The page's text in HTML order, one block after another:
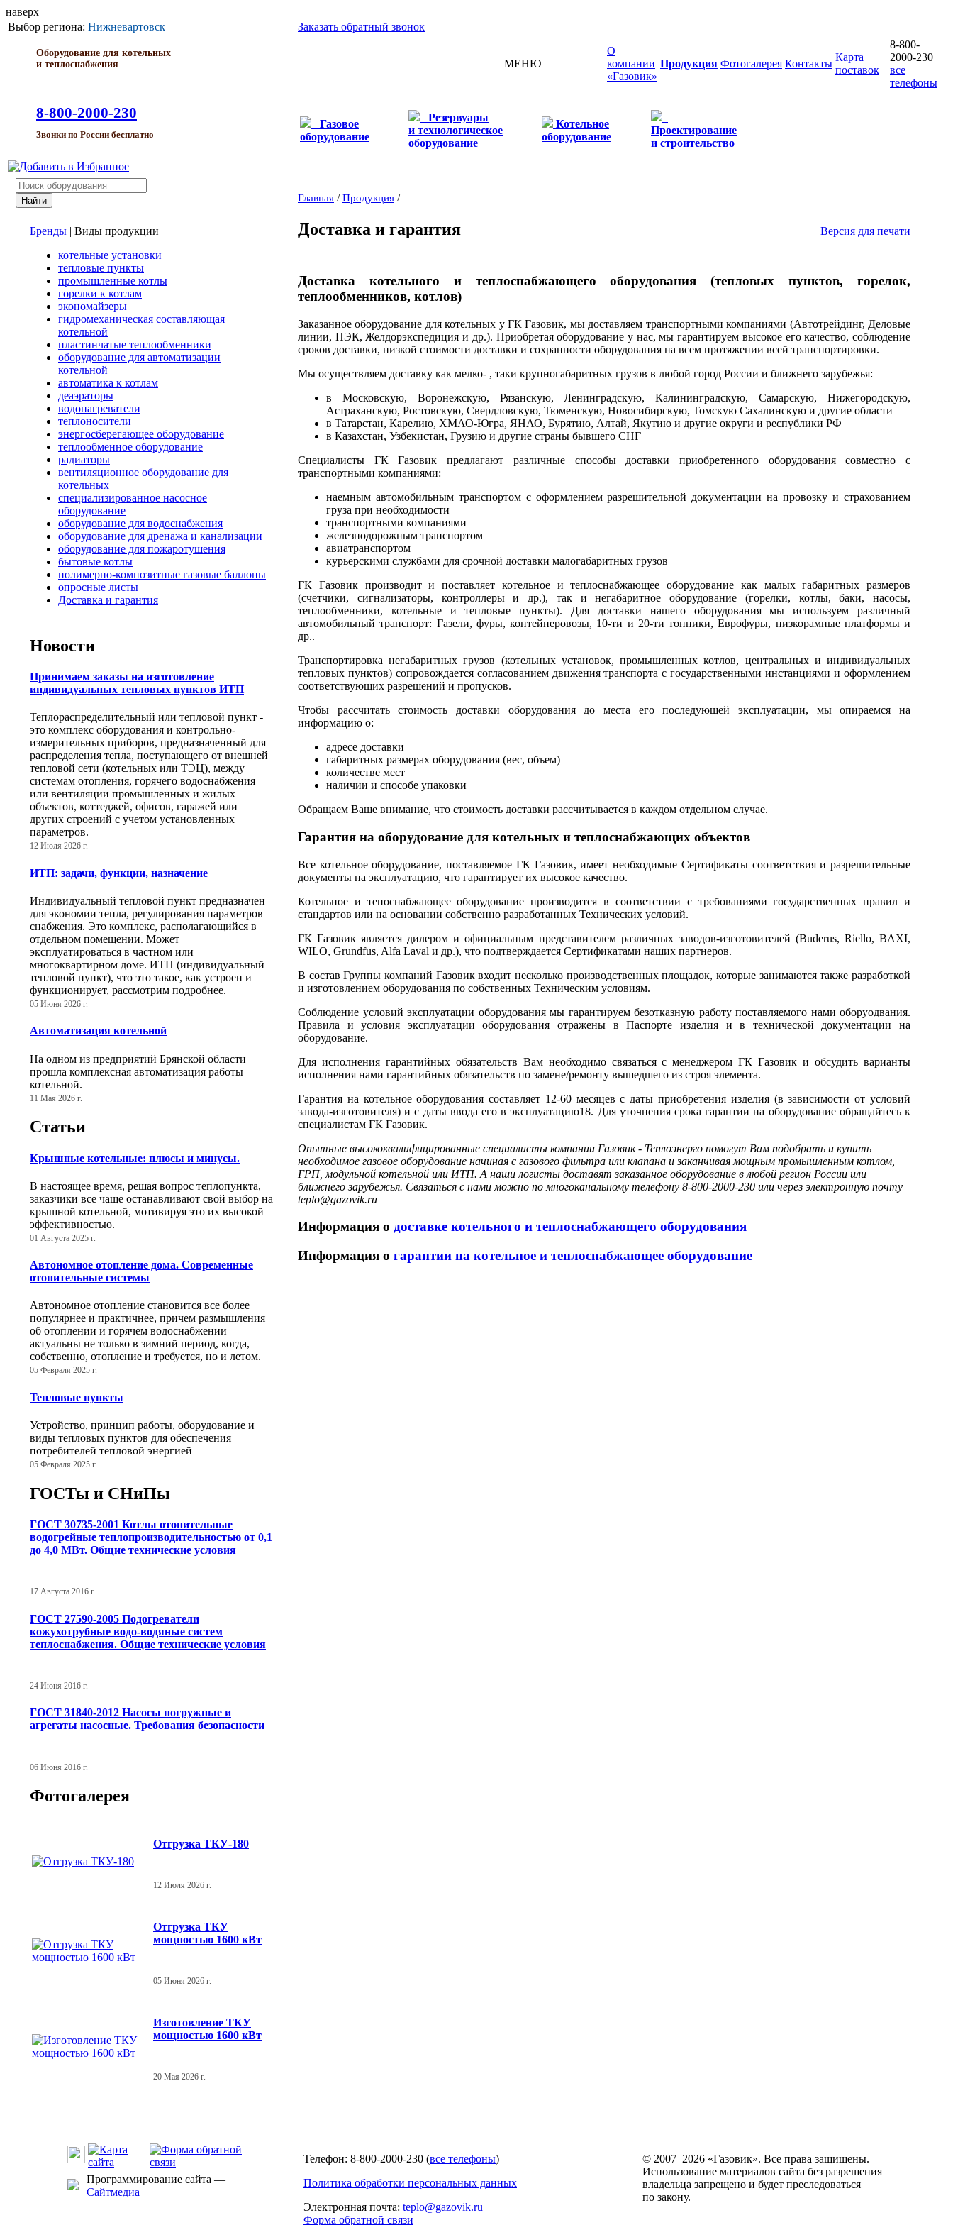
наверх
Выбор региона: Нижневартовск
Оборудование для котельных
и теплоснабжения
8-800-2000-230
Звонки по России бесплатно
Заказать обратный звонок
МЕНЮ
О
компании
«Газовик»
Продукция Фотогалерея Контакты
Карта
поставок
8-800-
2000-230
все
телефоны
Газовое
оборудование
Резервуары
и технологическое
оборудование
Котельное
оборудование
Проектирование
и строительство
Бренды | Виды продукции
котельные установки
тепловые пункты
промышленные котлы
горелки к котлам
экономайзеры
гидромеханическая составляющая
котельной
пластинчатые теплообменники
оборудование для автоматизации
котельной
автоматика к котлам
деаэраторы
водонагреватели
теплоносители
энергосберегающее оборудование
теплообменное оборудование
радиаторы
вентиляционное оборудование для
котельных
специализированное насосное
оборудование
оборудование для водоснабжения
оборудование для дренажа и канализации
оборудование для пожаротушения
бытовые котлы
полимерно-композитные газовые баллоны
опросные листы
Доставка и гарантия
Новости
Принимаем заказы на изготовление
индивидуальных тепловых пунктов ИТП
Теплораспределительный или тепловой пункт -
это комплекс оборудования и контрольно-
измерительных приборов, предназначенный для
распределения тепла, поступающего от внешней
тепловой сети (котельных или ТЭЦ), между
системам отопления, горячего водоснабжения
или вентиляции промышленных и жилых
объектов, коттеджей, офисов, гаражей или
других строений с учетом установленных
параметров.
12 Июля 2026 г.
ИТП: задачи, функции, назначение
Индивидуальный тепловой пункт предназначен
для экономии тепла, регулирования параметров
снабжения. Это комплекс, располагающийся в
отдельном помещении. Может
эксплуатироваться в частном или
многоквартирном доме. ИТП (индивидуальный
тепловой пункт), что это такое, как устроен и
функционирует, рассмотрим подробнее.
05 Июня 2026 г.
Автоматизация котельной
На одном из предприятий Брянской области
прошла комплексная автоматизация работы
котельной.
11 Мая 2026 г.
Статьи
Крышные котельные: плюсы и минусы.
В настоящее время, решая вопрос теплопункта,
заказчики все чаще останавливают свой выбор на
крышной котельной, мотивируя это их высокой
эффективностью.
01 Августа 2025 г.
Автономное отопление дома. Современные
отопительные системы
Автономное отопление становится все более
популярнее и практичнее, причем размышления
об отоплении и горячем водоснабжении
актуальны не только в зимний период, когда,
собственно, отопление и требуется, но и летом.
05 Февраля 2025 г.
Тепловые пункты
Устройство, принцип работы, оборудование и
виды тепловых пунктов для обеспечения
потребителей тепловой энергией
05 Февраля 2025 г.
ГОСТы и СНиПы
ГОСТ 30735-2001 Котлы отопительные
водогрейные теплопроизводительностью от 0,1
до 4,0 МВт. Общие технические условия
17 Августа 2016 г.
ГОСТ 27590-2005 Подогреватели
кожухотрубные водо-водяные систем
теплоснабжения. Общие технические условия
24 Июня 2016 г.
ГОСТ 31840-2012 Насосы погружные и
агрегаты насосные. Требования безопасности
06 Июня 2016 г.
Фотогалерея
Отгрузка ТКУ-180
12 Июля 2026 г.
Отгрузка ТКУ
мощностью 1600 кВт
05 Июня 2026 г.
Изготовление ТКУ
мощностью 1600 кВт
20 Мая 2026 г.
Главная / Продукция /
Версия для печати
Доставка и гарантия
Доставка котельного и теплоснабжающего оборудования (тепловых пунктов, горелок,
теплообменников, котлов)
Заказанное оборудование для котельных у ГК Газовик, мы доставляем транспортными компаниями (Автотрейдинг, Деловые
линии, ПЭК, Желдорэкспедиция и др.). Приобретая оборудование у нас, мы гарантируем высокое его качество, соблюдение
сроков доставки, низкой стоимости доставки и сохранности оборудования на всем протяжении всей транспортировки.
Мы осуществляем доставку как мелко- , таки крупногабаритных грузов в любой город России и ближнего зарубежья:
в Московскую, Воронежскую, Рязанскую, Ленинградскую, Калининградскую, Самарскую, Нижегородскую,
Астраханскую, Ростовскую, Свердловскую, Тюменскую, Новосибирскую, Томскую Сахалинскую и другие области
в Татарстан, Карелию, ХМАО-Югра, ЯНАО, Бурятию, Алтай, Якутию и другие округи и республики РФ
в Казахстан, Узбекистан, Грузию и другие страны бывшего СНГ
Специалисты ГК Газовик предлагают различные способы доставки приобретенного оборудования совместно с
транспортными компаниями:
наемным автомобильным транспортом с оформлением разрешительной документации на провозку и страхованием
груза при необходимости
транспортными компаниями
железнодорожным транспортом
авиатранспортом
курьерскими службами для срочной доставки малогабаритных грузов
ГК Газовик производит и поставляет котельное и теплоснабжающее оборудование как малых габаритных размеров
(счетчики, сигнализаторы, контроллеры и др.), так и негабаритное оборудование (горелки, котлы, баки, насосы,
теплообменники, котельные и тепловые пункты). Для доставки нашего оборудования мы используем различный
автомобильный транспорт: Газели, фуры, контейнеровозы, 10-ти и 20-ти тонники, Еврофуры, низкорамные платформы и
др..
Транспортировка негабаритных грузов (котельных установок, промышленных котлов, центральных и индивидуальных
тепловых пунктов) сопровождается согласованием движения транспорта с государственными инстанциями и оформлением
соответствующих разрешений и пропусков.
Чтобы рассчитать стоимость доставки оборудования до места его последующей эксплуатации, мы опираемся на
информацию о:
адресе доставки
габаритных размерах оборудования (вес, объем)
количестве мест
наличии и способе упаковки
Обращаем Ваше внимание, что стоимость доставки рассчитывается в каждом отдельном случае.
Гарантия на оборудование для котельных и теплоснабжающих объектов
Все котельное оборудование, поставляемое ГК Газовик, имеет необходимые Сертификаты соответствия и разрешительные
документы на эксплуатацию, что гарантирует их высокое качество.
Котельное и тепоснабжающее оборудование производится в соответствии с требованиями государственных правил и
стандартов или на основании собственно разработанных Технических условий.
ГК Газовик является дилером и официальным представителем различных заводов-изготовителей (Buderus, Riello, BAXI,
WILO, Grundfus, Alfa Laval и др.), что подтверждается Сертификатами наших партнеров.
В состав Группы компаний Газовик входит несколько производственных площадок, которые занимаются также разработкой
и изготовлением оборудования по собственных Техническим условиям.
Соблюдение условий эксплуатации оборудования мы гарантируем безотказную работу поставляемого нами оборуодвания.
Правила и условия эксплуатации оборудования отражены в Паспорте изделия и в технической документации на
оборудование.
Для исполнения гарантийных обязательств Вам необходимо связаться с менеджером ГК Газовик и обсудить варианты
исполнения нами гарантийных обязательств по замене/ремонту вышедшего из строя элемента.
Гарантия на котельное оборудования составляет 12-60 месяцев с даты приобретения изделия (в зависимости от условий
завода-изготовителя) и с даты ввода его в эксплуатацию18. Для уточнения срока гарантии на оборудование обращайтесь к
специалистам ГК Газовик.
Опытные высококвалифицированные специалисты компании Газовик - Теплоэнерго помогут Вам подобрать и купить
необходимое газовое оборудование начиная с газового фильтра или клапана и заканчивая мощным промышленным котлом,
ГРП, модульной котельной или ИТП. А наши логисты доставят заказанное оборудование в любой регион России или
ближнего зарубежья. Связаться с нами можно по многоканальному телефону 8-800-2000-230 или через электронную почту
teplo@gazovik.ru
Информация о доставке котельного и теплоснабжающего оборудования
Информация о гарантии на котельное и теплоснабжающее оборудование
Программирование сайта —
Сайтмедиа
Телефон: 8-800-2000-230 (все телефоны)
Политика обработки персональных данных
Электронная почта: teplo@gazovik.ru
Форма обратной связи
© 2007–2026 «Газовик». Все права защищены.
Использование материалов сайта без разрешения
владельца запрещено и будет преследоваться
по закону.